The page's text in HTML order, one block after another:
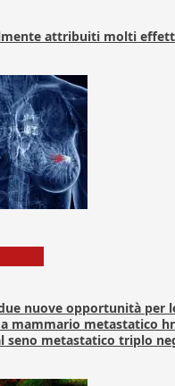
attribuiti molti
nuove opportunità per
mammario metastatico
seno metastatico triplo